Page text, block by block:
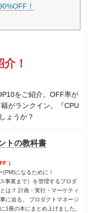
！
！
をご紹介。OFF率が
がランクイン。『CPU
ょうか？
トの教科書
）
になるために！
事業まで）を管理するプロダ
は？ 計画・実行・マーケティ
に迫る。 プロダクトマネージ
1冊の本にまとめ上げました。